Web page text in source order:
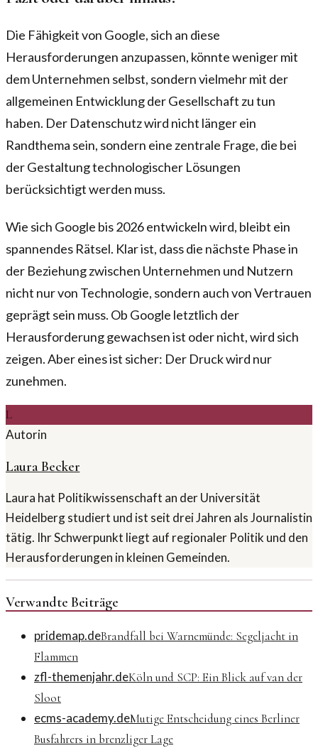
Die Fähigkeit von Google, sich an diese
Herausforderungen anzupassen, könnte weniger mit
dem Unternehmen selbst, sondern vielmehr mit der
allgemeinen Entwicklung der Gesellschaft zu tun
haben. Der Datenschutz wird nicht länger ein
Randthema sein, sondern eine zentrale Frage, die bei
der Gestaltung technologischer Lösungen
berücksichtigt werden muss.
Wie sich Google bis 2026 entwickeln wird, bleibt ein
spannendes Rätsel. Klar ist, dass die nächste Phase in
der Beziehung zwischen Unternehmen und Nutzern
nicht nur von Technologie, sondern auch von Vertrauen
geprägt sein muss. Ob Google letztlich der
Herausforderung gewachsen ist oder nicht, wird sich
zeigen. Aber eines ist sicher: Der Druck wird nur
zunehmen.
L
Autorin
Laura Becker
Laura hat Politikwissenschaft an der Universität
Heidelberg studiert und ist seit drei Jahren als Journalistin
tätig. Ihr Schwerpunkt liegt auf regionaler Politik und den
Herausforderungen in kleinen Gemeinden.
Verwandte Beiträge
pridemap.deBrandfall bei Warnemünde: Segeljacht in
Flammen
zfl-themenjahr.deKöln und SCP: Ein Blick auf van der
Sloot
ecms-academy.deMutige Entscheidung eines Berliner
Busfahrers in brenzliger Lage